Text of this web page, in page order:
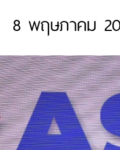
8 พฤษภาคม